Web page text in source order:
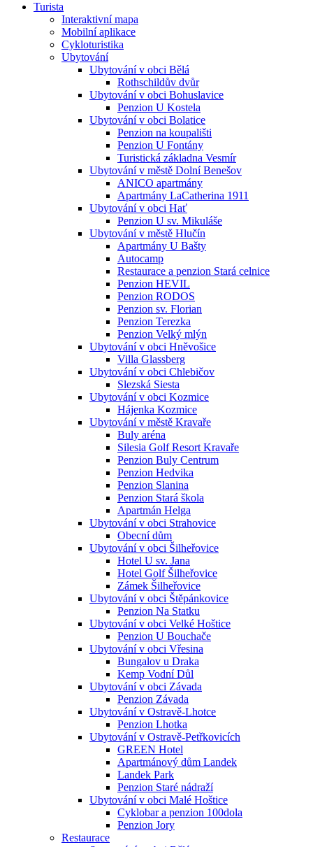
Turista
Interaktivní mapa
Mobilní aplikace
Cykloturistika
Ubytování
Ubytování v obci Bělá
Rothschildův dvůr
Ubytování v obci Bohuslavice
Penzion U Kostela
Ubytování v obci Bolatice
Penzion na koupališti
Penzion U Fontány
Turistická základna Vesmír
Ubytování v městě Dolní Benešov
ANICO apartmány
Apartmány LaCatherina 1911
Ubytování v obci Hať
Penzion U sv. Mikuláše
Ubytování v městě Hlučín
Apartmány U Bašty
Autocamp
Restaurace a penzion Stará celnice
Penzion HEVIL
Penzion RODOS
Penzion sv. Florian
Penzion Terezka
Penzion Velký mlýn
Ubytování v obci Hněvošice
Villa Glassberg
Ubytování v obci Chlebičov
Slezská Siesta
Ubytování v obci Kozmice
Hájenka Kozmice
Ubytování v městě Kravaře
Buly aréna
Silesia Golf Resort Kravaře
Penzion Buly Centrum
Penzion Hedvika
Penzion Slanina
Penzion Stará škola
Apartmán Helga
Ubytování v obci Strahovice
Obecní dům
Ubytování v obci Šilheřovice
Hotel U sv. Jana
Hotel Golf Šilheřovice
Zámek Šilheřovice
Ubytování v obci Štěpánkovice
Penzion Na Statku
Ubytování v obci Velké Hoštice
Penzion U Bouchače
Ubytování v obci Vřesina
Bungalov u Draka
Kemp Vodní Důl
Ubytování v obci Závada
Penzion Závada
Ubytování v Ostravě-Lhotce
Penzion Lhotka
Ubytování v Ostravě-Petřkovicích
GREEN Hotel
Apartmánový dům Landek
Landek Park
Penzion Staré nádraží
Ubytování v obci Malé Hoštice
Cyklobar a penzion 100dola
Penzion Jory
Restaurace